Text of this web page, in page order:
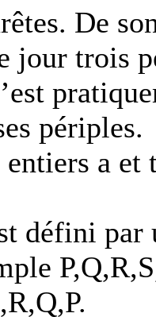
De
jour trois
périples.
a et
défini par